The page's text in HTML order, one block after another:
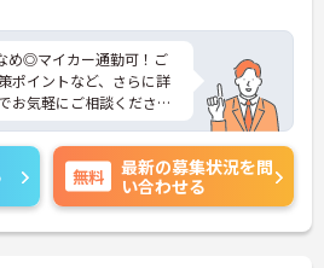
め◎マイカー通勤可！ご
ポイントなど、さらに詳
お気軽にご相談くださ
無料
最新の募集状況を問
い合わせる